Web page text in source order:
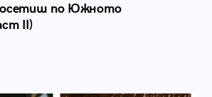
по Южното
II)